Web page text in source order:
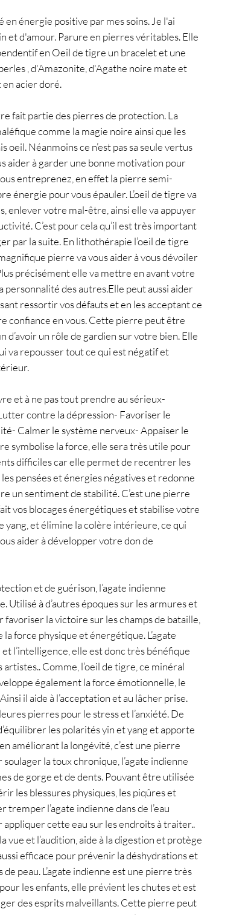
énergie positive par mes soins. Je l'ai
et d'amour. Parure en pierres véritables. Elle
en Oeil de tigre un bracelet et une
, d'Amazonite, d'Agathe noire mate et
en acier doré.
comme la magie noire ainsi que les
oeil. Néanmoins ce n’est pas sa seule vertus
aider à garder une bonne motivation pour
entreprenez, en effet la pierre semi-
énergie pour vous épauler. L’oeil de tigre va
enlever votre mal-être, ainsi elle va appuyer
C’est pour cela qu’il est très important
par la suite. En lithothérapie l’oeil de tigre
pierre va vous aider à vous dévoiler
précisément elle va mettre en avant votre
des autres.Elle peut aussi aider
ressortir vos défauts et en les acceptant ce
confiance en vous. Cette pierre peut être
d’avoir un rôle de gardien sur votre bien. Elle
va repousser tout ce qui est négatif et
contre la dépression- Favoriser le
Calmer le système nerveux- Appaiser le
symbolise la force, elle sera très utile pour
difficiles car elle permet de recentrer les
pensées et énergies négatives et redonne
un sentiment de stabilité. C’est une pierre
vos blocages énergétiques et stabilise votre
yang, et élimine la colère intérieure, ce qui
aider à développer votre don de
Utilisé à d’autres époques sur les armures et
la victoire sur les champs de bataille,
force physique et énergétique. L’agate
l’intelligence, elle est donc très bénéfique
Comme, l’oeil de tigre, ce minéral
également la force émotionnelle, le
il aide à l’acceptation et au lâcher prise.
pierres pour le stress et l’anxiété. De
les polarités yin et yang et apporte
améliorant la longévité, c’est une pierre
la toux chronique, l’agate indienne
de gorge et de dents. Pouvant être utilisée
les blessures physiques, les piqûres et
tremper l’agate indienne dans de l’eau
cette eau sur les endroits à traiter..
vue et l’audition, aide à la digestion et protège
efficace pour prévenir la déshydrations et
de peau. L’agate indienne est une pierre très
les enfants, elle prévient les chutes et est
des esprits malveillants. Cette pierre peut